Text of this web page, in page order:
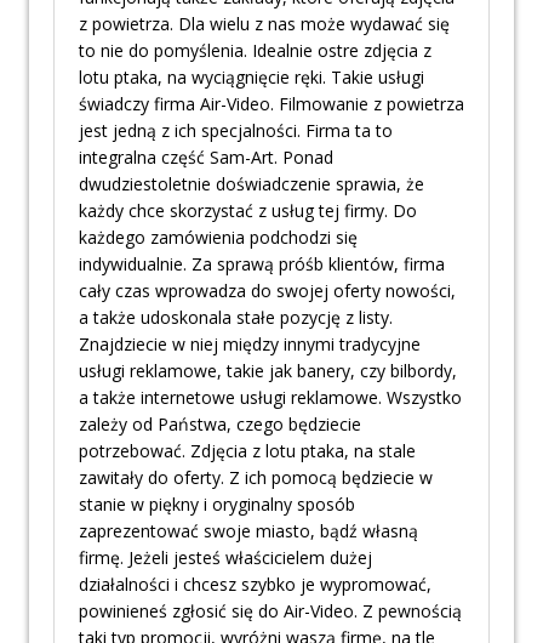
z powietrza. Dla wielu z nas może wydawać się
to nie do pomyślenia. Idealnie ostre zdjęcia z
lotu ptaka, na wyciągnięcie ręki. Takie usługi
świadczy firma Air-Video. Filmowanie z powietrza
jest jedną z ich specjalności. Firma ta to
integralna część Sam-Art. Ponad
dwudziestoletnie doświadczenie sprawia, że
każdy chce skorzystać z usług tej firmy. Do
każdego zamówienia podchodzi się
indywidualnie. Za sprawą próśb klientów, firma
cały czas wprowadza do swojej oferty nowości,
a także udoskonala stałe pozycję z listy.
Znajdziecie w niej między innymi tradycyjne
usługi reklamowe, takie jak banery, czy bilbordy,
a także internetowe usługi reklamowe. Wszystko
zależy od Państwa, czego będziecie
potrzebować. Zdjęcia z lotu ptaka, na stale
zawitały do oferty. Z ich pomocą będziecie w
stanie w piękny i oryginalny sposób
zaprezentować swoje miasto, bądź własną
firmę. Jeżeli jesteś właścicielem dużej
działalności i chcesz szybko je wypromować,
powinieneś zgłosić się do Air-Video. Z pewnością
taki typ promocji, wyróżni waszą firmę, na tle